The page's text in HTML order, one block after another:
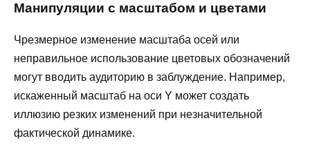
Манипуляции с масштабом и цветами
Чрезмерное изменение масштаба осей или
неправильное использование цветовых обозначений
могут вводить аудиторию в заблуждение. Например,
искаженный масштаб на оси Y может создать
иллюзию резких изменений при незначительной
фактической динамике.